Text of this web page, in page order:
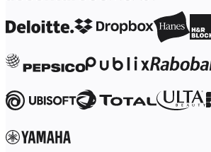
Система управления
ИИ-трансформация
Трансформация
Цифровое
Дизайн взаимодействия
Ресурсы
Обучение